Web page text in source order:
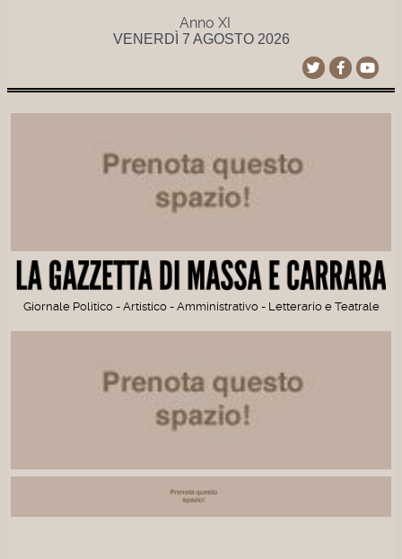
Anno XI
VENERDÌ 7 AGOSTO 2026
Giornale Politico - Artistico - Amministrativo - Letterario e Teatrale